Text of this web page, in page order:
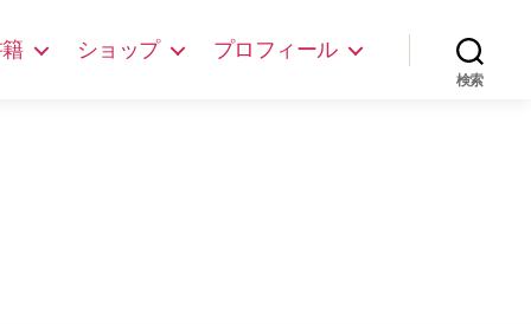
ショップ プロフィール
検索